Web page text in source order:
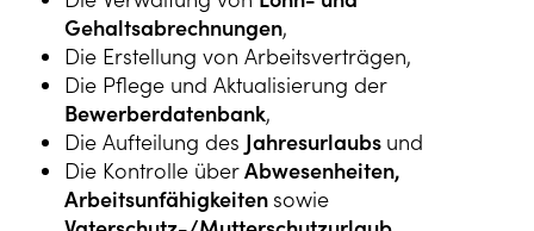
Gehaltsabrechnungen,
Die Erstellung von Arbeitsverträgen,
Die Pflege und Aktualisierung der
Bewerberdatenbank,
Die Aufteilung des Jahresurlaubs und
Die Kontrolle überAbwesenheiten,
Arbeitsunfähigkeiten sowie